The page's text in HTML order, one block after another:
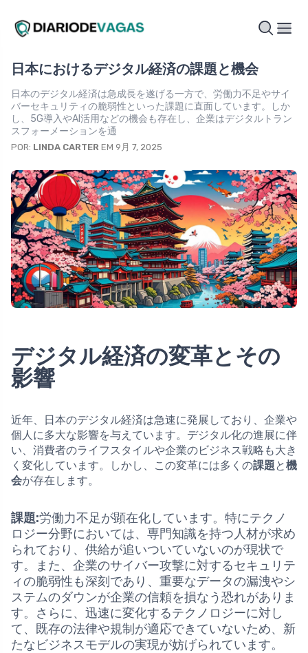
日本におけるデジタル経済の課題と機会
日本のデジタル経済は急成長を遂げる一方で、労働力不足やサイ
バーセキュリティの脆弱性といった課題に直面しています。しか
し、5G導入やAI活用などの機会も存在し、企業はデジタルトラン
スフォーメーションを通
POR: LINDA CARTER EM 9月 7, 2025
デジタル経済の変革とその
影響
近年、日本のデジタル経済は急速に発展しており、企業や
個人に多大な影響を与えています。デジタル化の進展に伴
い、消費者のライフスタイルや企業のビジネス戦略も大き
く変化しています。しかし、この変革には多くの課題と機
会が存在します。
課題:労働力不足が顕在化しています。特にテクノ
ロジー分野においては、専門知識を持つ人材が求め
られており、供給が追いついていないのが現状で
す。また、企業のサイバー攻撃に対するセキュリテ
ィの脆弱性も深刻であり、重要なデータの漏洩やシ
ステムのダウンが企業の信頼を損なう恐れがありま
す。さらに、迅速に変化するテクノロジーに対し
て、既存の法律や規制が適応できていないため、新
たなビジネスモデルの実現が妨げられています。